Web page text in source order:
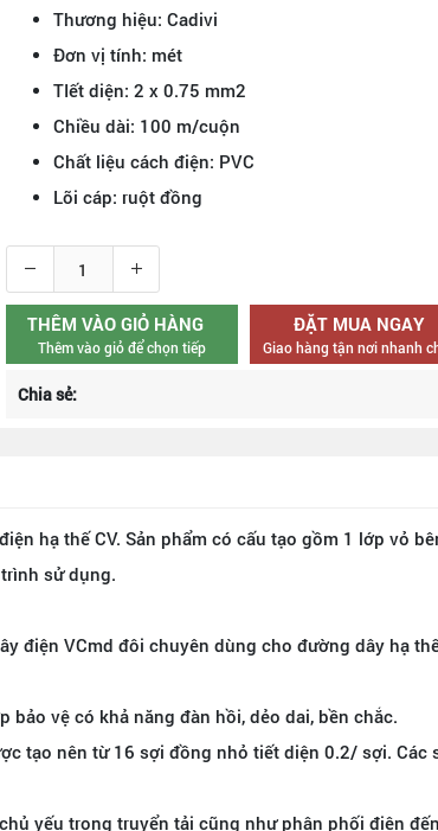
Thương hiệu: Cadivi
Đơn vị tính: mét
TIết diện: 2 x 0.75 mm2
Chiều dài: 100 m/cuộn
Chất liệu cách điện: PVC
Lõi cáp: ruột đồng
THÊM VÀO GIỎ HÀNG
Thêm vào giỏ để chọn tiếp
ĐẶT MUA NGAY
Giao hàng tận nơi nhanh
Chia sẻ:
hạ thế CV. Sản phẩm có cấu tạo gồm 1 lớp vỏ
sử dụng.
điện VCmd đôi chuyên dùng cho đường dây hạ
vệ có khả năng đàn hồi, dẻo dai, bền chắc.
tạo nên từ 16 sợi đồng nhỏ tiết diện 0.2/ sợi.
yếu trong truyển tải cũng như phân phối điện